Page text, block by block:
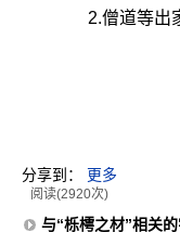
2.僧道等出
分享到： 更多
阅读(2920次)
与“栎樗之材”相关